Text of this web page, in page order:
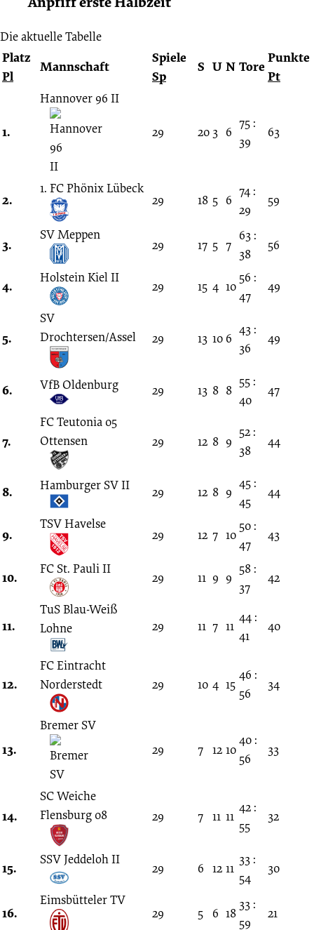
Die aktuelle Tabelle
Platz
Pl
Mannschaft
Spiele
Sp
S U N Tore
Punkte
Pt
1.
Hannover 96 II
29 20 3 6
75 :
39
63
2.
1. FC Phönix Lübeck
29 18 5 6
74 :
29
59
3.
SV Meppen
29 17 5 7
63 :
38
56
4.
Holstein Kiel II
29 15 4 10
56 :
47
49
5.
SV
Drochtersen/Assel
29 13 10 6
43 :
36
49
6. VfB Oldenburg 29 13 8 8
55 :
40
47
7.
FC Teutonia 05
Ottensen
29 12 8 9
52 :
38
44
8. Hamburger SV II 29 12 8 9
45 :
45
44
9.
TSV Havelse
29 12 7 10
50 :
47
43
10.
FC St. Pauli II
29 11 9 9
58 :
37
42
11.
TuS Blau-Weiß
Lohne
29 11 7 11
44 :
41
40
12.
FC Eintracht
Norderstedt
29 10 4 15
46 :
56
34
13.
Bremer SV
29
7 12 10
40 :
56
33
14.
SC Weiche
Flensburg 08
29 7 11 11
42 :
55
32
15.
SSV Jeddeloh II
29 6 12 11
33 :
54
30
16.
Eimsbütteler TV
29
5 6 18
33 :
59
21